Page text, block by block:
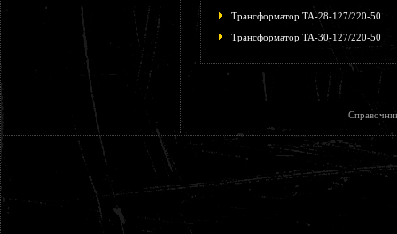
Трансформатор ТА-28-127/220-50
Трансформатор ТА-30-127/220-50